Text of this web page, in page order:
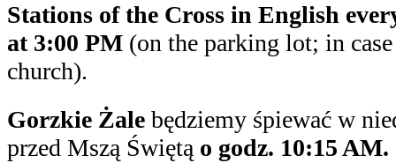
Stations of the Cross in English
at 3:00 PM (on the parking lot; in
church).
Gorzkie Żale będziemy śpiewać w
przed Mszą Świętą o godz. 10:15 AM.